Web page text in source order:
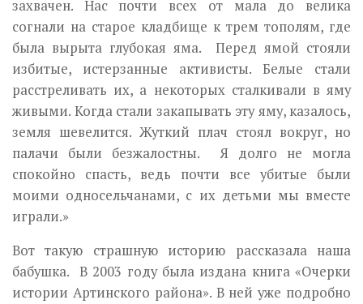
захвачен. Нас почти всех от мала до велика
согнали на старое кладбище к трем тополям, где
была вырыта глубокая яма. Перед ямой стояли
избитые, истерзанные активисты. Белые стали
расстреливать их, а некоторых сталкивали в яму
живыми. Когда стали закапывать эту яму, казалось,
земля шевелится. Жуткий плач стоял вокруг, но
палачи были безжалостны. Я долго не могла
спокойно спасть, ведь почти все убитые были
моими односельчанами, с их детьми мы вместе
играли.»
Вот такую страшную историю рассказала наша
бабушка. В 2003 году была издана книга «Очерки
истории Артинского района». В ней уже подробно